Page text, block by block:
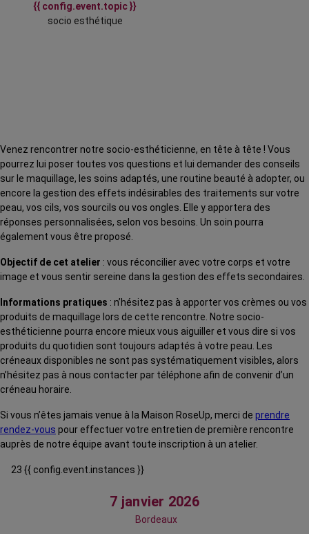
{{ config.event.topic }}
socio esthétique
Venez rencontrer notre socio-esthéticienne, en tête à tête ! Vous
pourrez lui poser toutes vos questions et lui demander des conseils
sur le maquillage, les soins adaptés, une routine beauté à adopter, ou
encore la gestion des effets indésirables des traitements sur votre
peau, vos cils, vos sourcils ou vos ongles. Elle y apportera des
réponses personnalisées, selon vos besoins. Un soin pourra
également vous être proposé.
Objectif de cet atelier : vous réconcilier avec votre corps et votre
image et vous sentir sereine dans la gestion des effets secondaires.
Informations pratiques : n’hésitez pas à apporter vos crèmes ou vos
produits de maquillage lors de cette rencontre. Notre socio-
esthéticienne pourra encore mieux vous aiguiller et vous dire si vos
produits du quotidien sont toujours adaptés à votre peau. Les
créneaux disponibles ne sont pas systématiquement visibles, alors
n’hésitez pas à nous contacter par téléphone afin de convenir d’un
créneau horaire.
Si vous n’êtes jamais venue à la Maison RoseUp, merci de prendre
rendez-vous pour effectuer votre entretien de première rencontre
auprès de notre équipe avant toute inscription à un atelier.
23 {{ config.event.instances }}
7 janvier 2026
Bordeaux